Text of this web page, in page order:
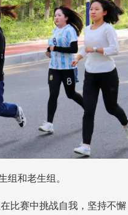
组和老生组。
比赛中挑战自我，坚持不懈